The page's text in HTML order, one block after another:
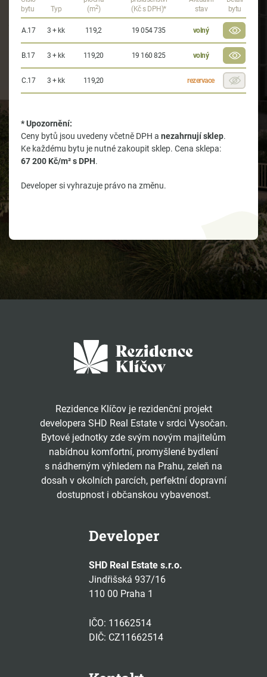
bytu
Typ
(m2)
(Kč s DPH)*
stav
bytu
A.17 3 + kk 119,2 19 054 735 volný
B.17 3 + kk 119,20 19 160 825 volný
C.17 3 + kk 119,20 rezervace
* Upozornění:
Ceny bytů jsou uvedeny včetně DPH a nezahrnují sklep.
Ke každému bytu je nutné zakoupit sklep. Cena sklepa:
67 200 Kč/m² s DPH.
Developer si vyhrazuje právo na změnu.
Rezidence Klíčov je rezidenční projekt
developera SHD Real Estate v srdci Vysočan.
Bytové jednotky zde svým novým majitelům
nabídnou komfortní, promyšlené bydlení
s nádherným výhledem na Prahu, zeleň na
dosah v okolních parcích, perfektní dopravní
dostupnost i občanskou vybavenost.
Developer
SHD Real Estate s.r.o.
Jindřišská 937/16
110 00 Praha 1
IČO: 11662514
DIČ: CZ11662514